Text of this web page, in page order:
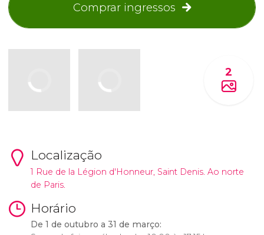
Comprar ingressos
2
Localização
1 Rue de la Légion d'Honneur, Saint Denis. Ao norte
de Paris.
Horário
De 1 de outubro a 31 de março: